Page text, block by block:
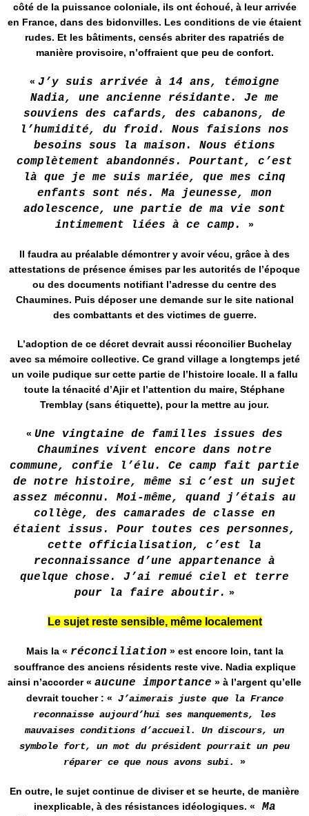
côté de la puissance coloniale, ils ont échoué, à leur arrivée
en France, dans des bidonvilles. Les conditions de vie étaient
rudes. Et les bâtiments, censés abriter des rapatriés de
manière provisoire, n’offraient que peu de confort.
« J’y suis arrivée à 14 ans, témoigne
Nadia, une ancienne résidante. Je me
souviens des cafards, des cabanons, de
l’humidité, du froid. Nous faisions nos
besoins sous la maison. Nous étions
complètement abandonnés. Pourtant, c’est
là que je me suis mariée, que mes cinq
enfants sont nés. Ma jeunesse, mon
adolescence, une partie de ma vie sont
intimement liées à ce camp. »
Il faudra au préalable démontrer y avoir vécu, grâce à des
attestations de présence émises par les autorités de l’époque
ou des documents notifiant l’adresse du centre des
Chaumines. Puis déposer une demande sur le site national
des combattants et des victimes de guerre.
L’adoption de ce décret devrait aussi réconcilier Buchelay
avec sa mémoire collective. Ce grand village a longtemps jeté
un voile pudique sur cette partie de l’histoire locale. Il a fallu
toute la ténacité d’Ajir et l’attention du maire, Stéphane
Tremblay (sans étiquette), pour la mettre au jour.
« Une vingtaine de familles issues des
Chaumines vivent encore dans notre
commune, confie l’élu. Ce camp fait partie
de notre histoire, même si c’est un sujet
assez méconnu. Moi-même, quand j’étais au
collège, des camarades de classe en
étaient issus. Pour toutes ces personnes,
cette officialisation, c’est la
reconnaissance d’une appartenance à
quelque chose. J’ai remué ciel et terre
pour la faire aboutir. »
Le sujet reste sensible, même localement
Mais la « réconciliation » est encore loin, tant la
souffrance des anciens résidents reste vive. Nadia explique
ainsi n’accorder « aucune importance » à l’argent qu’elle
devrait toucher : « J’aimerais juste que la France
reconnaisse aujourd’hui ses manquements, les
mauvaises conditions d’accueil. Un discours, un
symbole fort, un mot du président pourrait un peu
réparer ce que nous avons subi. »
En outre, le sujet continue de diviser et se heurte, de manière
inexplicable, à des résistances idéologiques. « Ma